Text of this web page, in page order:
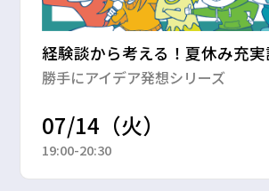
経験談から考える！夏休み充
勝手にアイデア発想シリーズ
07/14（火）
19:00-20:30